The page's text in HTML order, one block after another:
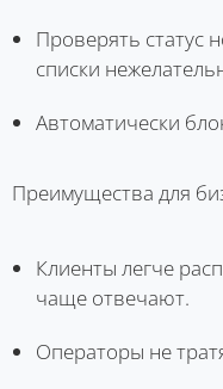
Проверять статус
списки
Автоматически
Преимущества для
Клиенты легче
чаще отвечают.
Операторы не